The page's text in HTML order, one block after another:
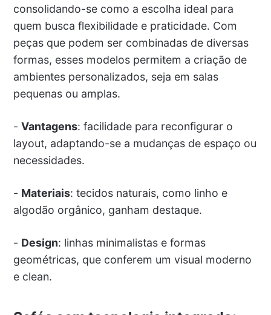
consolidando-se como a escolha ideal para
quem busca flexibilidade e praticidade. Com
peças que podem ser combinadas de diversas
formas, esses modelos permitem a criação de
ambientes personalizados, seja em salas
pequenas ou amplas.
- Vantagens: facilidade para reconfigurar o
layout, adaptando-se a mudanças de espaço ou
necessidades.
- Materiais: tecidos naturais, como linho e
algodão orgânico, ganham destaque.
- Design: linhas minimalistas e formas
geométricas, que conferem um visual moderno
e clean.